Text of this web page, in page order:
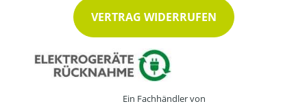
VERTRAG WIDERRUFEN
Ein Fachhändler von